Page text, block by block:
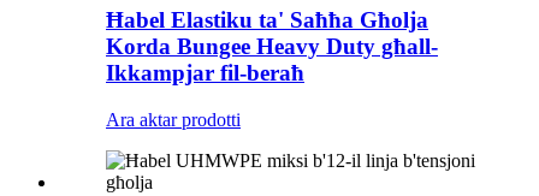
Ħabel Elastiku ta' Saħħa Għolja
Korda Bungee Heavy Duty għall-
Ikkampjar fil-beraħ
Ara aktar prodotti